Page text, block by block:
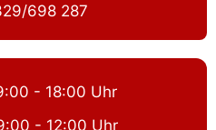
698 287
- 18:00 Uhr
- 12:00 Uhr